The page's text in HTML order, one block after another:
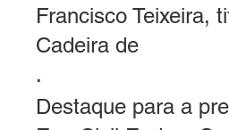
Francisco Teixeira,
Cadeira de
.
Destaque para a